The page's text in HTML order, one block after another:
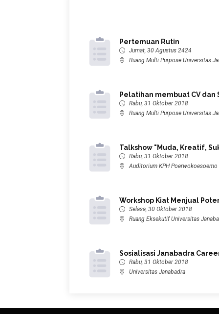
Pertemuan Rutin
Jumat, 30 Agustus 2424
Ruang Multi Purpose Universitas
Pelatihan membuat CV dan
Rabu, 31 Oktober 2018
Ruang Multi Purpose Universitas
Talkshow "Muda, Kreatif,
Rabu, 31 Oktober 2018
Auditorium KPH
Workshop Kiat Menjual
Selasa, 30 Oktober 2018
Ruang Eksekutif Universitas
Sosialisasi Janabadra
Rabu, 31 Oktober 2018
Universitas Janabadra